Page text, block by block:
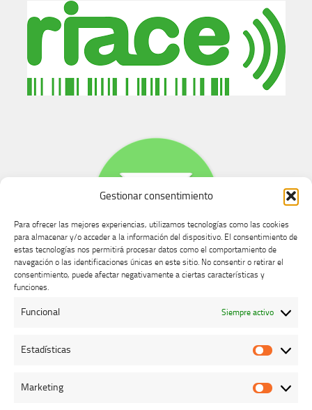
Gestionar consentimiento
Para ofrecer las mejores experiencias, utilizamos tecnologías como las cookies
para almacenar y/o acceder a la información del dispositivo. El consentimiento de
estas tecnologías nos permitirá procesar datos como el comportamiento de
navegación o las identificaciones únicas en este sitio. No consentir o retirar el
consentimiento, puede afectar negativamente a ciertas características y
funciones.
Funcional Siempre activo
Estadísticas
Marketing
Buzón de dudas, quejas y sugerencias